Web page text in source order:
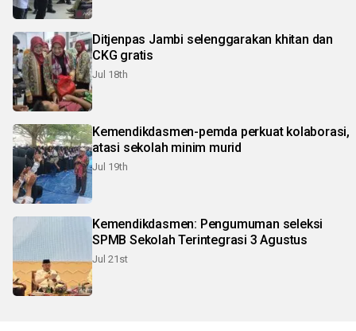
Ditjenpas Jambi selenggarakan khitan dan
CKG gratis
Jul 18th
Kemendikdasmen-pemda perkuat kolaborasi,
atasi sekolah minim murid
Jul 19th
Kemendikdasmen: Pengumuman seleksi
SPMB Sekolah Terintegrasi 3 Agustus
Jul 21st